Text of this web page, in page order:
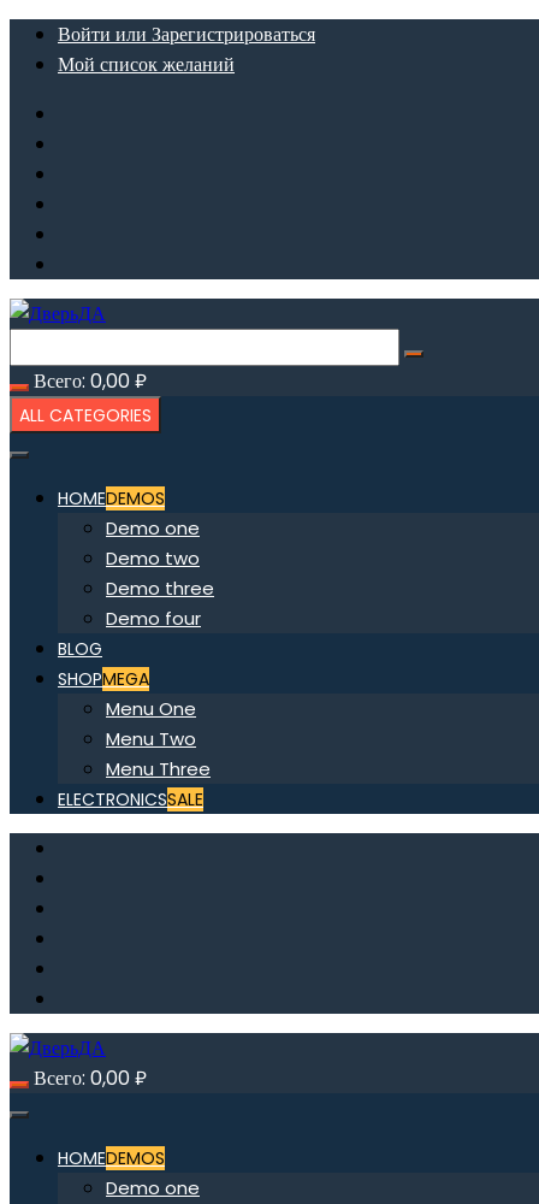
ПерейтиВойти или Зарегистрироваться
Мой список желаний
Всего: 0,00₽
ALL CATEGORIES
HOMEDEMOS
Demo one
Demo two
Demo three
Demo four
BLOG
SHOPMEGA
Menu One
Menu Two
Menu Three
ELECTRONICSSALE
Всего: 0,00₽
HOMEDEMOS
Demo one